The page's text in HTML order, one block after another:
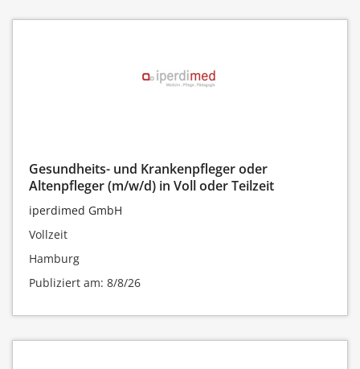
Gesundheits- und Krankenpfleger oder
Altenpfleger (m/w/d) in Voll oder Teilzeit
iperdimed GmbH
Vollzeit
Hamburg
Publiziert am: 8/8/26